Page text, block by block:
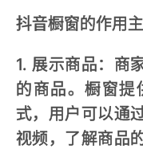
抖音橱窗的作用
1. 展示商品：商
的商品。橱窗提
式，用户可以通
视频，了解商品